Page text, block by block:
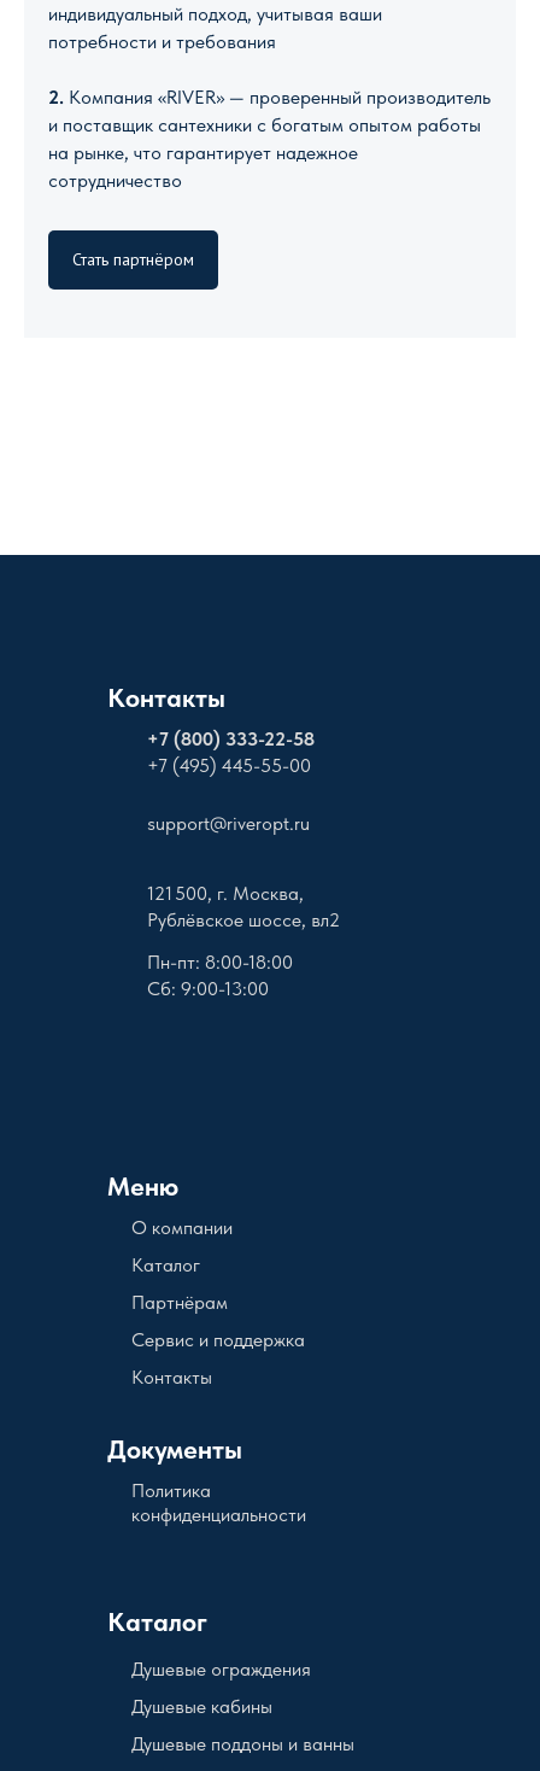
индивидуальный подход, учитывая ваши
потребности и требования
2. Компания «RIVER» — проверенный производитель
и поставщик сантехники с богатым опытом работы
на рынке, что гарантирует надежное
сотрудничество
Стать партнёром
Контакты
+7 (800) 333-22-58
+7 (495) 445-55-00
support@riveropt.ru
Меню
121 500, г. Москва,
Рублёвское шоссе, вл2
О компании
Документы
Пн-пт: 8:00-18:00
Сб: 9:00-13:00
Каталог
Политика
конфиденциальности
Партнёрам
Сервис и поддержка
Контакты
Каталог
Душевые кабины
Душевые поддоны и ванны
Душевые ограждения